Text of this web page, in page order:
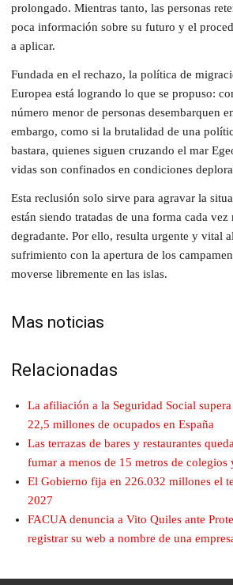
prolongado. Mientras tanto, las personas
poca información sobre su futuro y el
a aplicar.
Fundada en el rechazo, la política de
Europea está logrando lo que se propuso:
número menor de personas desembarquen
embargo, como si la brutalidad de una
bastara, quienes siguen cruzando el mar
vidas son confinados en condiciones
Esta reclusión solo sirve para agravar la
están siendo tratadas de una forma cada
degradante. Por ello, resulta urgente y vital
sufrimiento con la apertura de los
moverse libremente en las islas.
Mas noticias
Relacionadas
La afiliación a la Seguridad Social
22,5 millones de ocupados en España
Las terrazas de bares y restaurantes
fumar a menos de 15 metros de colegios
El Gobierno fija en 226.032 millones el
2027
FACUA denuncia a Vito Quiles ante
registrar su web a nombre de una